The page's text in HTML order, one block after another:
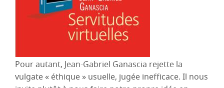
Pour autant, Jean-Gabriel Ganascia rejette la
vulgate « éthique » usuelle, jugée inefficace. Il nous